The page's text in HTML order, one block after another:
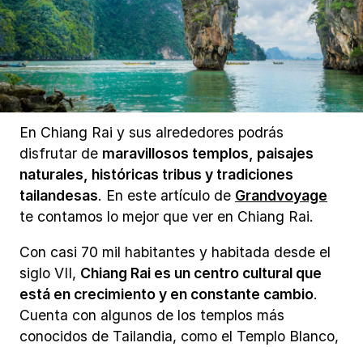
En Chiang Rai y sus alrededores podrás
disfrutar de maravillosos templos, paisajes
naturales, históricas tribus y tradiciones
tailandesas. En este artículo de Grandvoyage
te contamos lo mejor que ver en Chiang Rai.
Con casi 70 mil habitantes y habitada desde el
siglo VII, Chiang Rai es un centro cultural que
está en crecimiento y en constante cambio.
Cuenta con algunos de los templos más
conocidos de Tailandia, como el Templo Blanco,